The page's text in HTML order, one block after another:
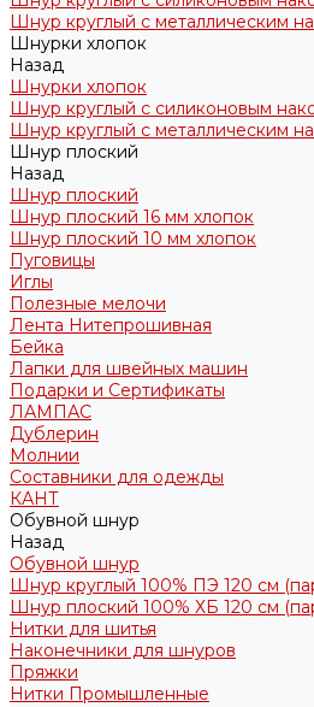
Шнур круглый с металлическим
Шнурки хлопок
Назад
Шнурки хлопок
Шнур круглый с силиконовым
Шнур круглый с металлическим
Шнур плоский
Назад
Шнур плоский
Шнур плоский 16 мм хлопок
Шнур плоский 10 мм хлопок
Пуговицы
Иглы
Полезные мелочи
Лента Нитепрошивная
Бейка
Лапки для швейных машин
Подарки и Сертификаты
ЛАМПАС
Дублерин
Молнии
Составники для одежды
КАНТ
Обувной шнур
Назад
Обувной шнур
Шнур круглый 100% ПЭ 120 см
Шнур плоский 100% ХБ 120 см
Нитки для шитья
Наконечники для шнуров
Пряжки
Нитки Промышленные